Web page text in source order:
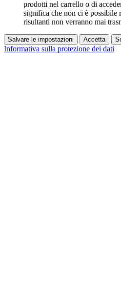
prodotti nel carrello o di
significa che non ci è possibile
risultanti non verranno mai
Salvare le impostazioni Accetta
Informativa sulla protezione dei dati